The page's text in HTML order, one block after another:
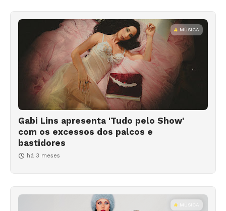
MÚSICA
Gabi Lins apresenta 'Tudo pelo Show'
com os excessos dos palcos e
bastidores
há 3 meses
MÚSICA